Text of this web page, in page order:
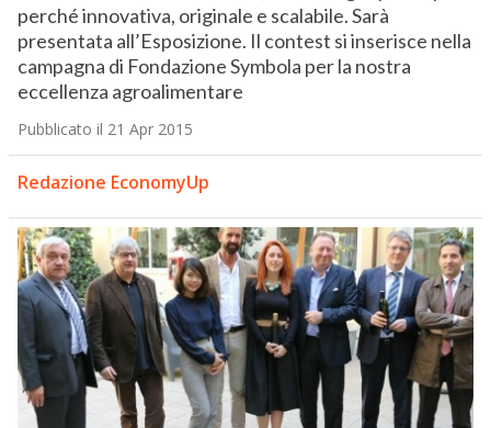
perché innovativa, originale e scalabile. Sarà
presentata all’Esposizione. Il contest si inserisce nella
campagna di Fondazione Symbola per la nostra
eccellenza agroalimentare
Pubblicato il 21 Apr 2015
Redazione EconomyUp